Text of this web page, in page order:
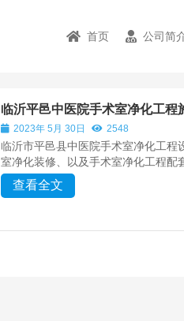
首页 公司简
临沂平邑中医院手术室净化工程
2023年 5月 30日 2548
临沂市平邑县中医院手术室净化工程
室净化装修、以及手术室净化工程配
查看全文